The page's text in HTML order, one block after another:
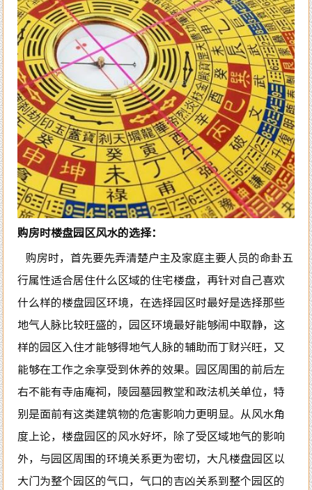
购房时楼盘园区风水的选择：
购房时，首先要先弄清楚户主及家庭主要人员的命卦五
行属性适合居住什么区域的住宅楼盘，再针对自己喜欢
什么样的楼盘园区环境，在选择园区时最好是选择那些
地气人脉比较旺盛的，园区环境最好能够闹中取静，这
样的园区入住才能够得地气人脉的辅助而丁财兴旺，又
能够在工作之余享受到休养的效果。园区周围的前后左
右不能有寺庙庵祠，陵园墓园教堂和政法机关单位，特
别是面前有这类建筑物的危害影响力更明显。从风水角
度上论，楼盘园区的风水好坏，除了受区域地气的影响
外，与园区周围的环境关系更为密切，大凡楼盘园区以
大门为整个园区的气口，气口的吉凶关系到整个园区的